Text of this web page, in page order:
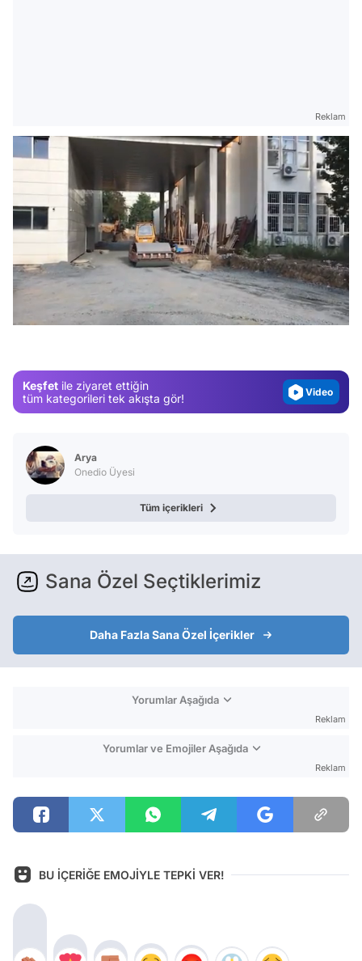
Reklam
Keşfet ile ziyaret ettiğin
tüm kategorileri tek akışta gör!
Video
Test
Gündem
Video
Test
Arya
Onedio Üyesi
Tüm içerikleri
Sana Özel Seçtiklerimiz
Daha Fazla Sana Özel İçerikler
Yorumlar Aşağıda
Reklam
Yorumlar ve Emojiler Aşağıda
Reklam
BU İÇERİĞE EMOJİYLE TEPKİ VER!